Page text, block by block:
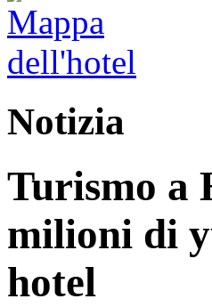
Notizia
Turismo a
milioni di
hotel